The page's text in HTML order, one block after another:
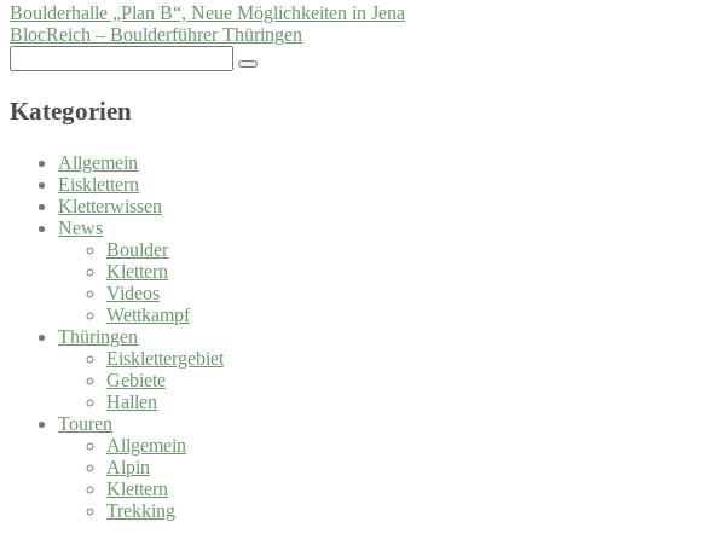
Boulderhalle „Plan B“, Neue Möglichkeiten in Jena
BlocReich – Boulderführer Thüringen
for:
Kategorien
Allgemein
Eisklettern
Kletterwissen
News
Boulder
Klettern
Videos
Wettkampf
Thüringen
Eisklettergebiet
Gebiete
Hallen
Touren
Allgemein
Alpin
Klettern
Trekking